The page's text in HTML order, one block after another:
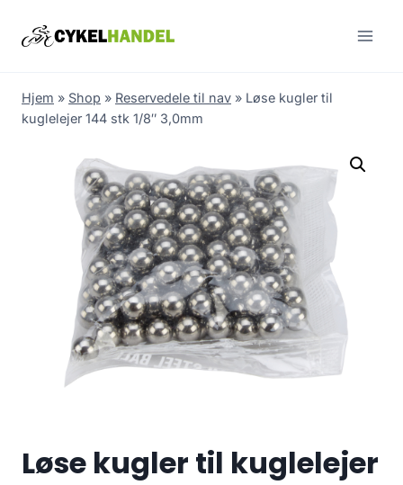
Hjem » Shop » Reservedele til nav » Løse kugler til
kuglelejer 144 stk 1/8″ 3,0mm
Løse kugler til kuglelejer